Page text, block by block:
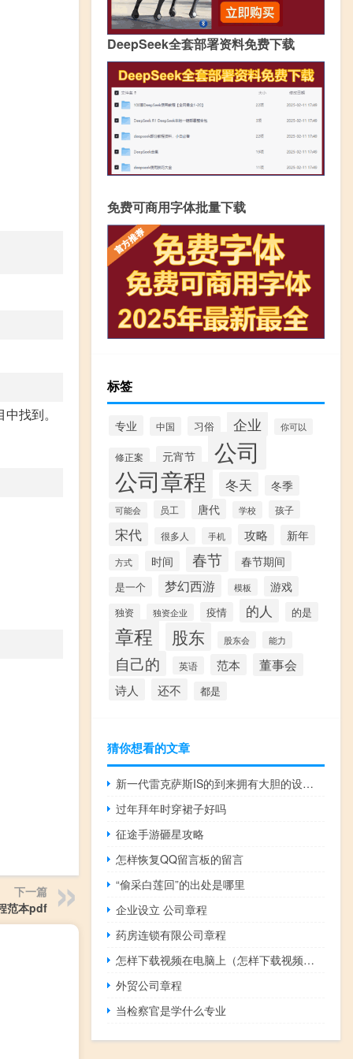
找到。
下一篇
范本pdf
DeepSeek全套部署资料免费下载
免费可商用字体批量下载
标签
专业 中国 习俗 企业 你可以
修正案 元宵节 公司
公司章程 冬天 冬季
可能会 员工 唐代 学校 孩子
宋代 很多人 手机 攻略 新年
方式 时间 春节 春节期间
是一个 梦幻西游 模板 游戏
独资 独资企业 疫情 的人 的是
章程 股东 股东会 能力
自己的 英语 范本 董事会
诗人 还不 都是
猜你想看的文章
新一代雷克萨斯IS的到来拥有大胆的设计和运动型调校底盘
过年拜年时穿裙子好吗
征途手游砸星攻略
怎样恢复QQ留言板的留言
“偷采白莲回”的出处是哪里
企业设立 公司章程
药房连锁有限公司章程
怎样下载视频在电脑上（怎样下载视频到电脑里）
外贸公司章程
当检察官是学什么专业